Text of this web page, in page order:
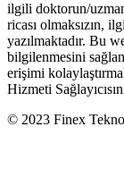
ilgili doktorun/
ricası olmaksızın,
yazılmaktadır. Bu
bilgilenmesini
erişimi
Hizmeti
© 2023 Finex